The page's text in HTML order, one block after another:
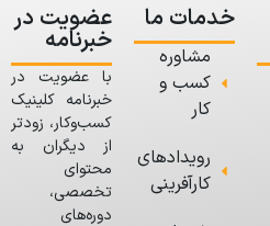
خدمات ما
مشاوره
کسب و
کار
رویدادهای
کارآفرینی
عضویت در
خبرنامه
با عضویت در
خبرنامه کلینیک
کسب‌وکار، زودتر
از دیگران به
محتوای
تخصصی،
دوره‌های